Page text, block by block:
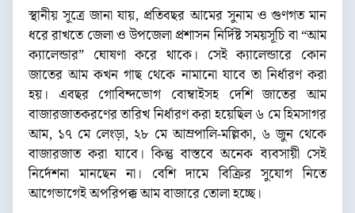
স্থানীয় সূত্রে জানা যায়, প্রতিবছর আমের সুনাম ও গুণগত মান
ধরে রাখতে জেলা ও উপজেলা প্রশাসন নির্দিষ্ট সময়সূচি বা “আম
ক্যালেন্ডার” ঘোষণা করে থাকে। সেই ক্যালেন্ডারে কোন
জাতের আম কখন গাছ থেকে নামানো যাবে তা নির্ধারণ করা
হয়। এবছর গোবিন্দভোগ বোম্বাইসহ দেশি জাতের আম
বাজারজাতকরণের তারিখ নির্ধারণ করা হয়েছিল ৬ মে হিমসাগর
আম, ১৭ মে লেংড়া, ২৮ মে আম্রপালি-মল্লিকা, ৬ জুন থেকে
বাজারজাত করা যাবে। কিন্তু বাস্তবে অনেক ব্যবসায়ী সেই
নির্দেশনা মানছেন না। বেশি দামে বিক্রির সুযোগ নিতে
আগেভাগেই অপরিপক্ক আম বাজারে তোলা হচ্ছে।